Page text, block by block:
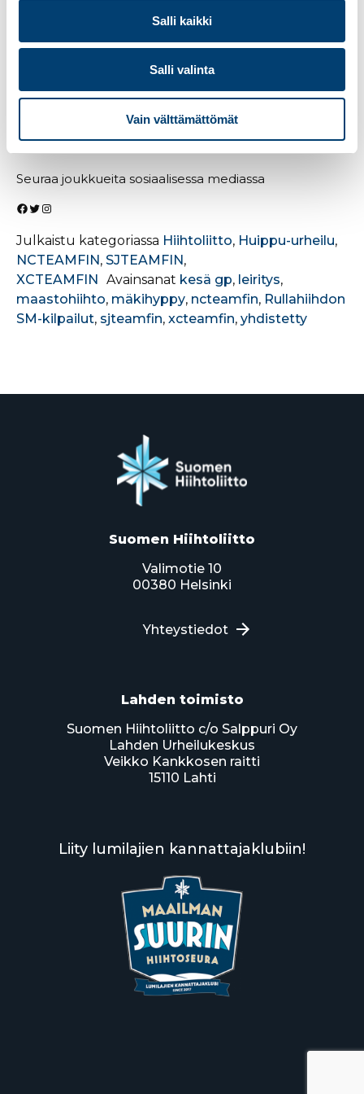
Salli kaikki
Salli valinta
Vain välttämättömät
1.-5.8. Nuorten maajoukkue / Ruka
2.-8.8. Projekti2026 / Rovaniemi
5.-15.8. Miesten maajoukkue / Oberhof (GER)
5.-8.8. Nuorten maajoukkue / Vuokatti
19.-22.8. Nuorten maajoukkue / Jyväskylä
20.-22.8. Projekti2026 / Jyväskylä
Seuraa joukkueita sosiaalisessa mediassa
Facebook
Twitter
Instagram
Julkaistu kategoriassa Hiihtoliitto, Huippu-urheilu,
NCTEAMFIN , SJTEAMFIN ,
XCTEAMFIN
Avainsanat kesä gp, leiritys,
maastohiihto, mäkihyppy, ncteamfin, Rullahiihdon
SM-kilpailut, sjteamfin, xcteamfin, yhdistetty
Suomen Hiihtoliitto
Valimotie 10
00380 Helsinki
Yhteystiedot
Lahden toimisto
Suomen Hiihtoliitto c/o Salppuri Oy
Lahden Urheilukeskus
Veikko Kankkosen raitti
15110 Lahti
Liity lumilajien kannattajaklubiin!